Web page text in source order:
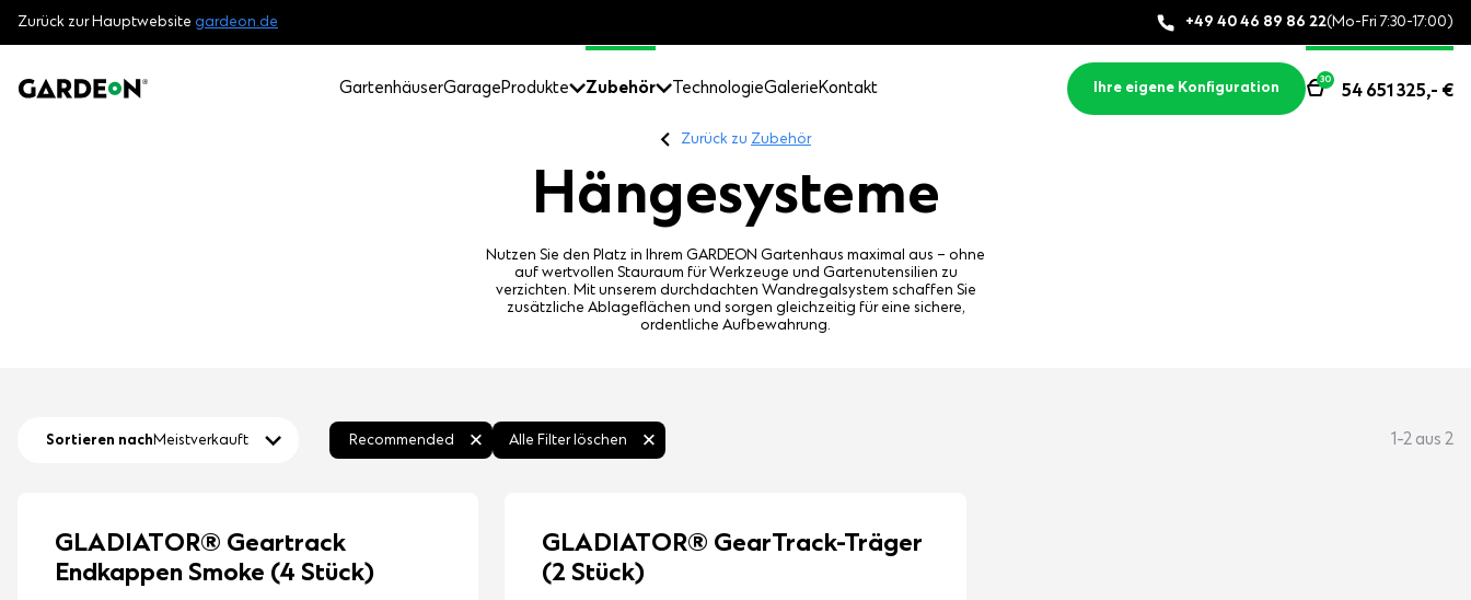
Zurück zur Hauptwebsite gardeon.de +49 40 46 89 86 22(Mo-Fri 7:30-17:00)
GartenhäuserGarageProdukte Zubehör TechnologieGalerieKontakt Ihre eigene Konfiguration 54 651 325,- €
30
Zurück zu Zubehör
Hängesysteme
Nutzen Sie den Platz in Ihrem GARDEON Gartenhaus maximal aus – ohne
auf wertvollen Stauraum für Werkzeuge und Gartenutensilien zu
verzichten. Mit unserem durchdachten Wandregalsystem schaffen Sie
zusätzliche Ablageflächen und sorgen gleichzeitig für eine sichere,
ordentliche Aufbewahrung.
Sortieren nachMeistverkauft Recommended Alle Filter löschen 1-2 aus 2
GLADIATOR® Geartrack
Endkappen Smoke (4 Stück)
GLADIATOR® GearTrack-Träger
(2 Stück)